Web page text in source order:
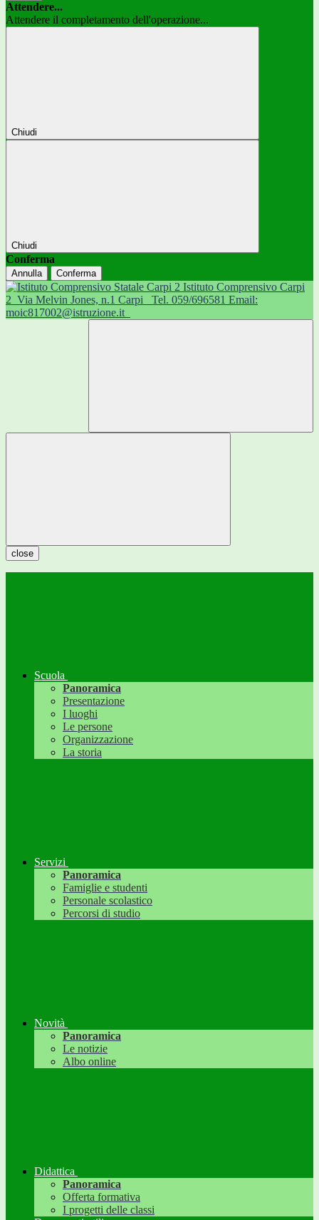
Attendere...
Attendere il completamento dell'operazione...
Chiudi
Chiudi
Conferma
Annulla Conferma
Istituto Comprensivo Carpi
2 Via Melvin Jones, n.1 Carpi
Tel. 059/696581 Email:
moic817002@istruzione.it
close
Scuola
Panoramica
Presentazione
I luoghi
Le persone
Organizzazione
La storia
Servizi
Panoramica
Famiglie e studenti
Personale scolastico
Percorsi di studio
Novità
Panoramica
Le notizie
Albo online
Didattica
Panoramica
Offerta formativa
I progetti delle classi